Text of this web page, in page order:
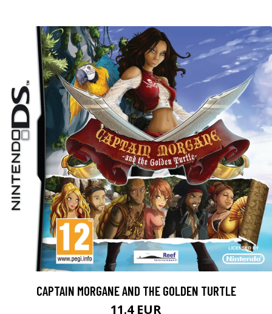
CAPTAIN MORGANE AND THE GOLDEN TURTLE
11.4 EUR